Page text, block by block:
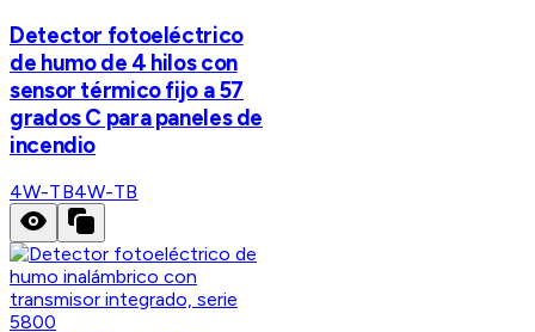
Detector fotoeléctrico
de humo de 4 hilos con
sensor térmico fijo a 57
grados C para paneles de
incendio
4W-TB4W-TB